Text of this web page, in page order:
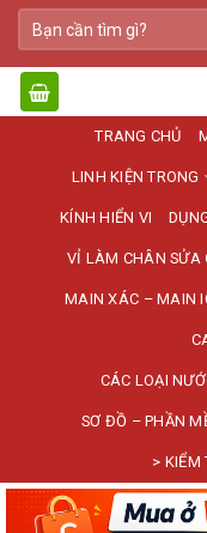
Bỏ
qua
nội
dung
Tìm
kiếm:
TRANG CHỦ
LINH KIỆN TRONG
KÍNH HIỂN VI
VỈ LÀM CHÂN SỬA
MAIN XÁC – MAIN
CÁC LOẠI
SƠ ĐỒ – PHẦN
> KIỂM